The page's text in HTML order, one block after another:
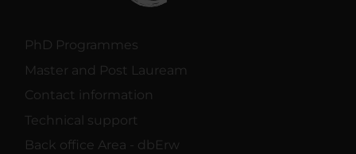
PhD Programmes
Master and Post Lauream
Contact information
Technical support
Back office Area - dbErw